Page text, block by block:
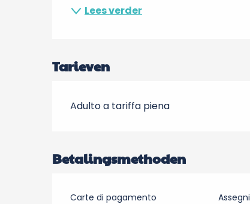
Lees verder
Tarieven
Adulto a tariffa piena
Betalingsmethoden
Carte di pagamento Assegni